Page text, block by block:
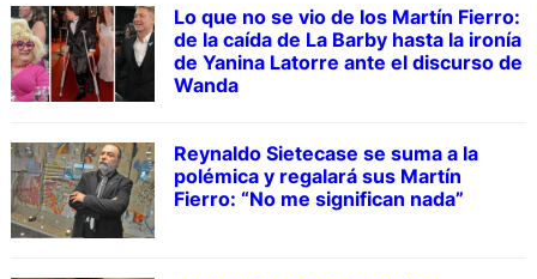
Lo que no se vio de los Martín Fierro:
de la caída de La Barby hasta la ironía
de Yanina Latorre ante el discurso de
Wanda
Reynaldo Sietecase se suma a la
polémica y regalará sus Martín
Fierro: “No me significan nada”